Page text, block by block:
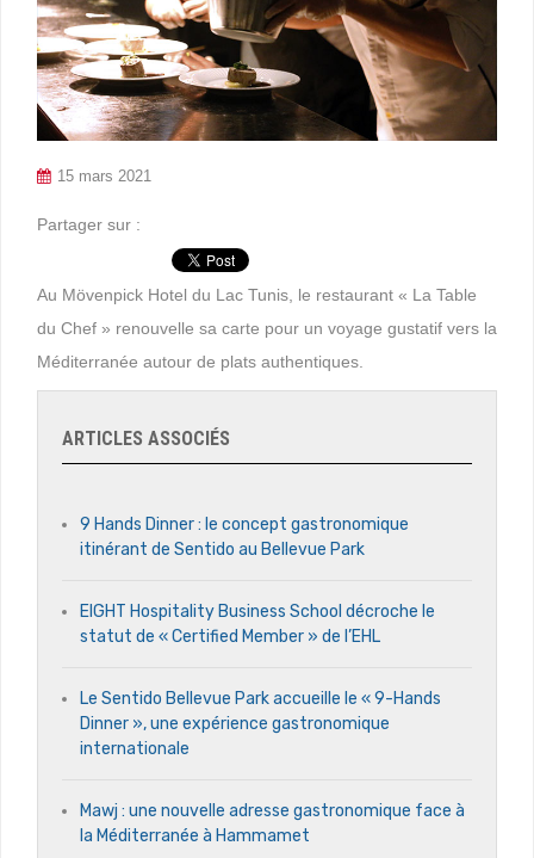
15 mars 2021
Partager sur :
Au Mövenpick Hotel du Lac Tunis, le restaurant « La Table
du Chef » renouvelle sa carte pour un voyage gustatif vers la
Méditerranée autour de plats authentiques.
ARTICLES ASSOCIÉS
9 Hands Dinner : le concept gastronomique
itinérant de Sentido au Bellevue Park
EIGHT Hospitality Business School décroche le
statut de « Certified Member » de l’EHL
Le Sentido Bellevue Park accueille le « 9-Hands
Dinner », une expérience gastronomique
internationale
Mawj : une nouvelle adresse gastronomique face à
la Méditerranée à Hammamet